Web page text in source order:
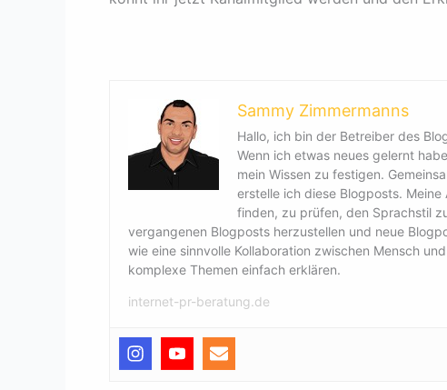
Sammy Zimmermanns
Hallo, ich bin der Betreiber des
Wenn ich etwas neues gelernt
mein Wissen zu festigen.
erstelle ich diese Blogposts.
finden, zu prüfen, den Sprachstil
vergangenen Blogposts herzustellen und neue
wie eine sinnvolle Kollaboration zwischen Mensch
komplexe Themen einfach erklären.
internet-pr-beratung.de